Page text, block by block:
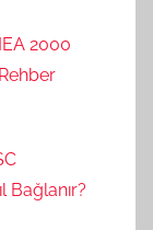
2000
Bağlanır?